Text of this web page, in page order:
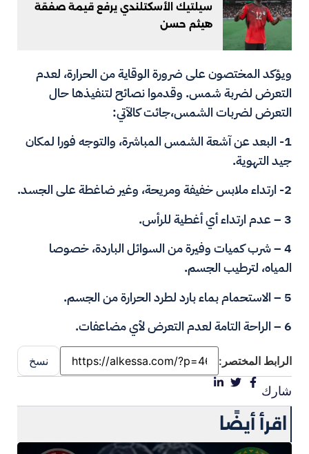
سيلتيك الأسكتلندي يرفع قيمة صفقة
هيثم حسن
ويؤكد المختصون على ضرورة الوقاية من الحرارة، لعدم
التعرض لضربة شمس. وقدموا نصائح لتنفيذها حال
التعرض لضربات الشمس،جائت كالآتي:
1- البعد عن آشعة الشمس المباشرة، والتوجه فورا لمكان
جيد التهوية.
2- ارتداء ملابس خفيفة ومريحة، وغير ضاغطة على الجسد.
3 – عدم ارتداء أي أغطية للرأس.
4 – شرب كميات وفيرة من السوائل الباردة، خصوصا
المياه، لترطيب الجسم.
5 – الاستحمام بماء بارد لطرد الحرارة من الجسم.
6 – الراحة التامة لعدم التعرض لأي مضاعفات.
الرابط المختصر: نسخ
شارك
اقرأ أيضًا